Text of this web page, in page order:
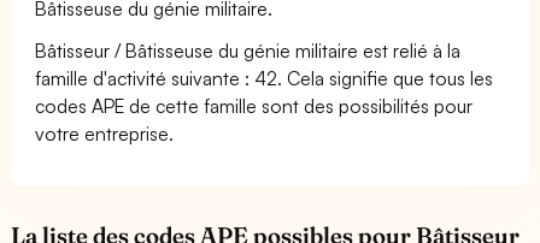
Bâtisseuse du génie militaire.
Bâtisseur / Bâtisseuse du génie militaire est relié à la
famille d'activité suivante : 42. Cela signifie que tous les
codes APE de cette famille sont des possibilités pour
votre entreprise.
La liste des codes APE possibles pour Bâtisseur